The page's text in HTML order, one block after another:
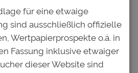
Vorbereitung auf
der
Sorge vor Stress und
bilden“, sagt
für eine etwaige
sind ausschließlich offizielle
Wertpapierprospekte o.ä. in
Fassung inklusive etwaiger
dieser Website sind